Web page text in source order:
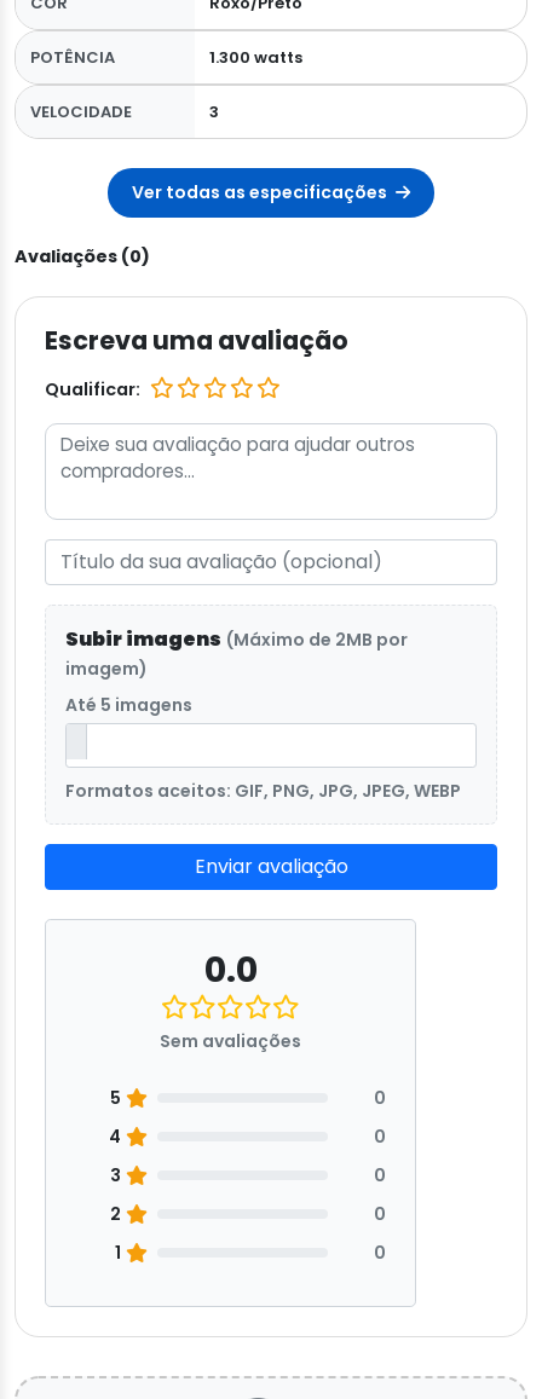
POTÊNCIA 1.300 watts
VELOCIDADE 3
Ver todas as especificações
Avaliações (0)
Escreva uma avaliação
Qualificar:
Subir imagens (Máximo de 2MB por
imagem)
Até 5 imagens
Formatos aceitos: GIF, PNG, JPG, JPEG, WEBP
Enviar avaliação
0.0
Sem avaliações
5
0
4
0
3
0
2
0
1
0